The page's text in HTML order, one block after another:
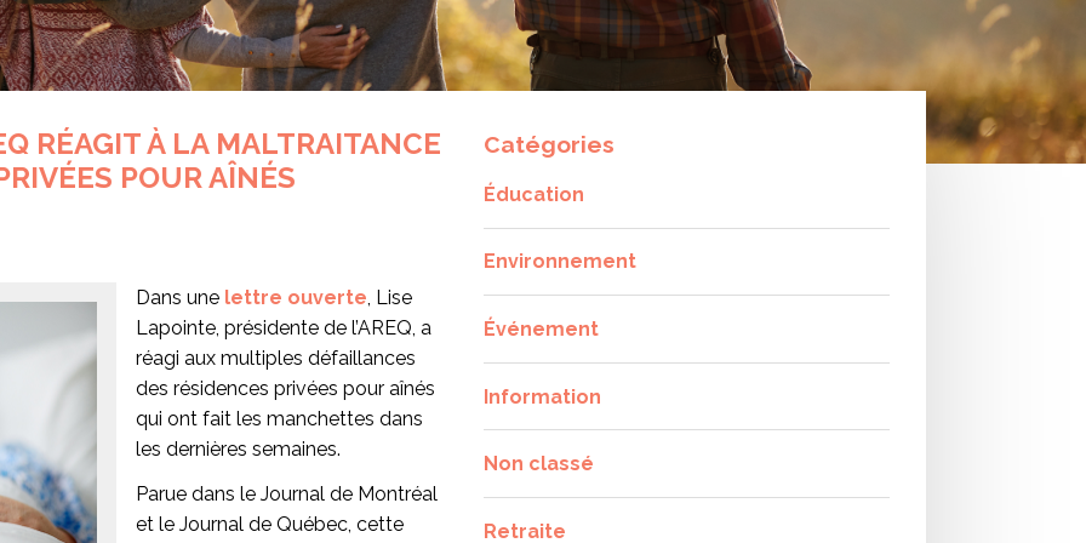
RÉAGIT À LA MALTRAITANCE
POUR AÎNÉS
Dans une lettre ouverte , Lise
Lapointe, présidente de l’AREQ, a
réagi aux multiples défaillances
des résidences privées pour aînés
qui ont fait les manchettes dans
les dernières semaines.
Parue dans le Journal de Montréal
et le Journal de Québec, cette
Catégories
Éducation
Environnement
Événement
Information
Non classé
Retraite